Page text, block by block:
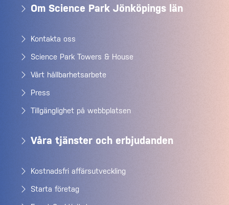
Om Science Park Jönköpings län
Kontakta oss
Science Park Towers & House
Vårt hållbarhetsarbete
Press
Tillgänglighet på webbplatsen
Våra tjänster och erbjudanden
Kostnadsfri affärsutveckling
Starta företag